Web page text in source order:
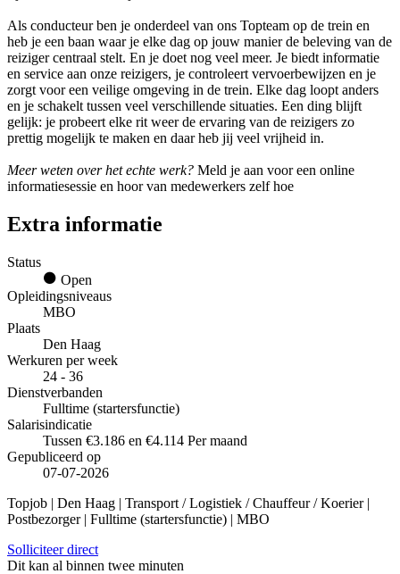
Als conducteur ben je onderdeel van ons Topteam op de trein en
heb je een baan waar je elke dag op jouw manier de beleving van de
reiziger centraal stelt. En je doet nog veel meer. Je biedt informatie
en service aan onze reizigers, je controleert vervoerbewijzen en je
zorgt voor een veilige omgeving in de trein. Elke dag loopt anders
en je schakelt tussen veel verschillende situaties. Een ding blijft
gelijk: je probeert elke rit weer de ervaring van de reizigers zo
prettig mogelijk te maken en daar heb jij veel vrijheid in.
Meer weten over het echte werk? Meld je aan voor een online
informatiesessie en hoor van medewerkers zelf hoe
Extra informatie
Status
Open
Opleidingsniveaus
MBO
Plaats
Den Haag
Werkuren per week
24 - 36
Dienstverbanden
Fulltime (startersfunctie)
Salarisindicatie
Tussen €3.186 en €4.114 Per maand
Gepubliceerd op
07-07-2026
Topjob | Den Haag | Transport / Logistiek / Chauffeur / Koerier |
Postbezorger | Fulltime (startersfunctie) | MBO
Solliciteer direct
Dit kan al binnen twee minuten